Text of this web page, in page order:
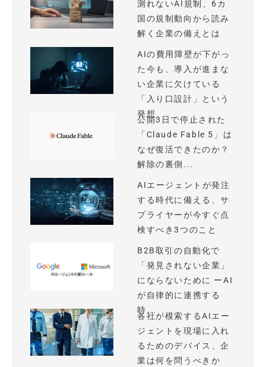
測れないAI規制、6カ
国の規制動向から読み
解く企業の備えとは
AIの費用障壁が下がっ
た今も、導入が進まな
い企業に欠けている
「入り口設計」という
発想
公開3日で停止された
「Claude Fable 5」は
なぜ復活できたのか？
解除の裏側...
AIエージェントが発注
する時代に備える、サ
プライヤーが今すぐ点
検すべき3つのこと
B2B取引の自動化で
「発見されない企業」
にならないために ーAI
が自律的に連携する
時...
各社が模索するAIエー
ジェントを現場に入れ
るためのデバイス、企
業は何を問うべきか